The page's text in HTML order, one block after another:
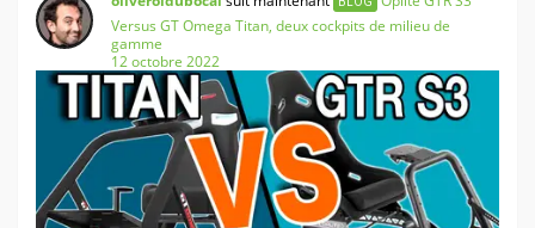
Versus GT Omega Titan, deux cockpits de milieu de
gamme
12 octobre 2022